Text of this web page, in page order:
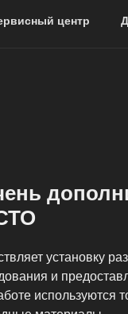
центр
установку
и
используются